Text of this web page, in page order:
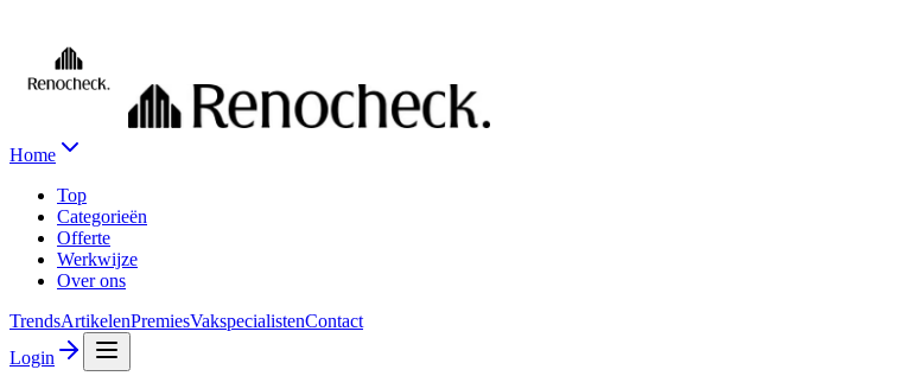
Home
Top
Categorieën
Offerte
Werkwijze
Over ons
TrendsArtikelenPremiesVakspecialistenContact
Login